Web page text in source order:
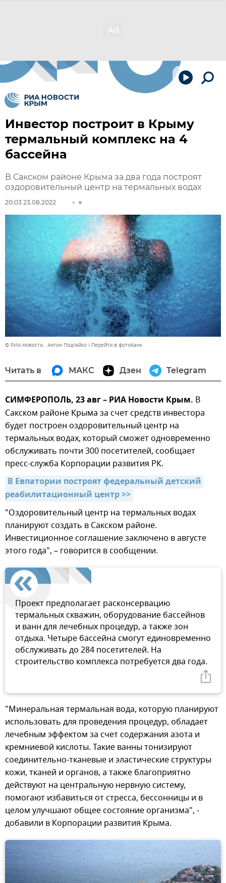
Инвестор построит в Крыму
термальный комплекс на 4
бассейна
В Сакском районе Крыма за два года построят
оздоровительный центр на термальных водах
20:03 23.08.2022
© РИА Новости . Антон Подгайко Перейти в фотобанк
Читать в МАКС Дзен Telegram
СИМФЕРОПОЛЬ, 23 авг – РИА Новости Крым. В
Сакском районе Крыма за счет средств инвестора
будет построен оздоровительный центр на
термальных водах, который сможет одновременно
обслуживать почти 300 посетителей, сообщает
пресс-служба Корпорации развития РК.
В Евпатории построят федеральный детский
реабилитационный центр >>
"Оздоровительный центр на термальных водах
планируют создать в Сакском районе.
Инвестиционное соглашение заключено в августе
этого года", – говорится в сообщении.
Проект предполагает расконсервацию
термальных скважин, оборудование бассейнов
и ванн для лечебных процедур, а также зон
отдыха. Четыре бассейна смогут единовременно
обслуживать до 284 посетителей. На
строительство комплекса потребуется два года.
"Минеральная термальная вода, которую планируют
использовать для проведения процедур, обладает
лечебным эффектом за счет содержания азота и
кремниевой кислоты. Такие ванны тонизируют
соединительно-тканевые и эластические структуры
кожи, тканей и органов, а также благоприятно
действуют на центральную нервную систему,
помогают избавиться от стресса, бессонницы и в
целом улучшают общее состояние организма", -
добавили в Корпорации развития Крыма.